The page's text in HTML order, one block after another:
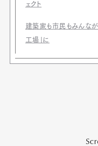
ェクト
建築家も市民もみんな
工場」に